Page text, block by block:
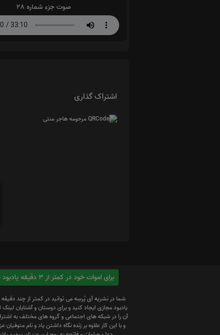
صوت جزء شماره 28
اشتراک گذاری
برای اموات خود در کمتر از 3 دقیقه یادبود بسازید
شما در نشریه آی پُرسِه می توانید در کمتر از چند
یادبود مجازی ایجاد کنید و برای دوستان و آشنایان
آن را در شبکه های اجتماعی و گروه های مختلف به
و با این کار علاوه بر زنده نگاه داشتن یاد و نام متوفیان